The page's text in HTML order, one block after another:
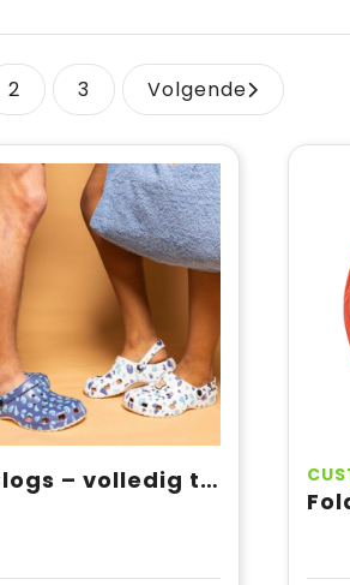
2 3 Volgende
GO Clogs – volledig te personaliseren clogs met charms & full colour print – vanaf 25 paar